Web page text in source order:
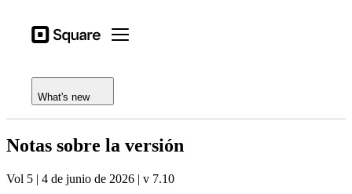
Square Open menu
Tipos de actividad
Dispositivos
Precios
Recursos
Iniciar sesión
What's new
Notas de la versión
Notas sobre la versión
Vol 5 | 4 de junio de 2026 | v 7.10